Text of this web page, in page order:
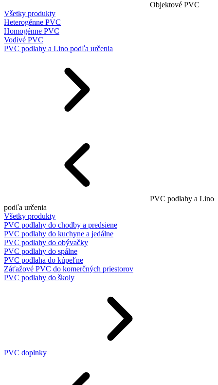
Objektové PVC
Všetky produkty
Heterogénne PVC
Homogénne PVC
Vodivé PVC
PVC podlahy a Lino podľa určenia
PVC podlahy a Lino
podľa určenia
Všetky produkty
PVC podlahy do chodby a predsiene
PVC podlahy do kuchyne a jedálne
PVC podlahy do obývačky
PVC podlahy do spálne
PVC podlaha do kúpeľne
Záťažové PVC do komerčných priestorov
PVC podlahy do školy
PVC doplnky